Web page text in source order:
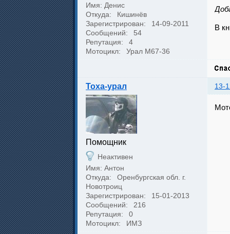
Имя: Денис
Откуда:
Кишинёв
Зарегистрирован:
14-09-2011
Сообщений:
54
Репутация:
4
Мотоцикл:
Урал М67-36
В
Toxa-урал 13-
Помощник
Неактивен
Имя: Антон
Откуда:
Оренбургская обл. г.
Новотроиц
Зарегистрирован:
15-01-2013
Сообщений:
216
Репутация:
0
Мотоцикл:
ИМЗ